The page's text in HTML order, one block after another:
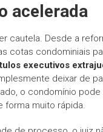
acelerada
cautela. Desde a
cotas condominiais
executivos
deixar de
o condomínio
forma muito rápida.